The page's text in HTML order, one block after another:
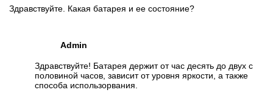
Здравствуйте. Какая батарея и ее состояние?
Admin
Здравствуйте! Батарея держит от час десять до двух с
половиной часов, зависит от уровня яркости, а также
способа использорвания.